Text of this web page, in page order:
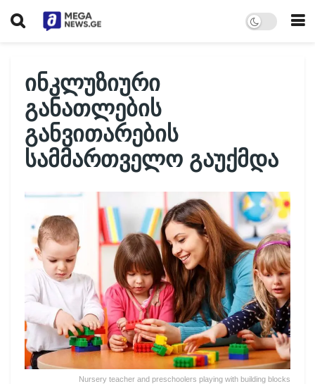
ინკლუზიური
განათლების
განვითარების
სამმართველო გაუქმდა
Nursery teacher and preschoolers playing with building blocks